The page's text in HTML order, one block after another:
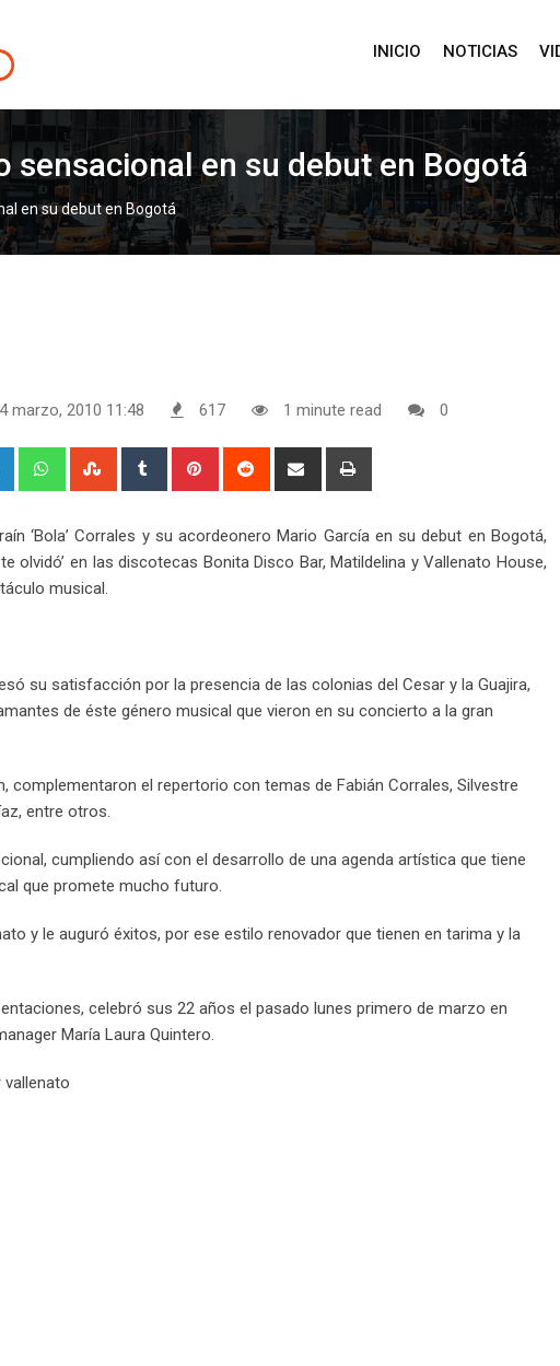
INICIO NOTICIAS
sensacional en su debut en Bogotá
en su debut en Bogotá
marzo, 2010 11:48 617 1 minute read 0
LinkedIn WhatsappStumbleUpon
Tumblr Pinterest Reddit
Share
‘Bola’ Corrales y su acordeonero Mario García en su debut en Bogotá,
olvidó’ en las discotecas Bonita Disco Bar, Matildelina y Vallenato House,
musical.
su satisfacción por la presencia de las colonias del Cesar y la Guajira,
de éste género musical que vieron en su concierto a la gran
el repertorio con temas de Fabián Corrales, Silvestre
entre otros.
cumpliendo así con el desarrollo de una agenda artística que tiene
que promete mucho futuro.
y le auguró éxitos, por ese estilo renovador que tienen en tarima y la
celebró sus 22 años el pasado lunes primero de marzo en
María Laura Quintero.